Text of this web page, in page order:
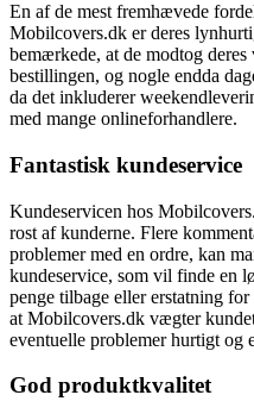
En af de mest fremhævede
Mobilcovers.dk er deres
bemærkede, at de modtog
bestillingen, og nogle endda
da det inkluderer
med mange onlineforhandlere.
Fantastisk kundeservice
Kundeservicen hos
rost af kunderne. Flere
problemer med en ordre, kan
kundeservice, som vil finde en
penge tilbage eller erstatning
at Mobilcovers.dk vægter
eventuelle problemer hurtigt og
God produktkvalitet